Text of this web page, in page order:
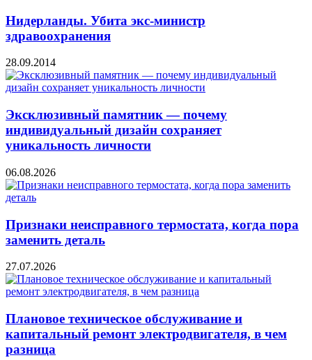
Нидерланды. Убита экс-министр
здравоохранения
28.09.2014
Эксклюзивный памятник — почему
индивидуальный дизайн сохраняет
уникальность личности
06.08.2026
Признаки неисправного термостата, когда пора
заменить деталь
27.07.2026
Плановое техническое обслуживание и
капитальный ремонт электродвигателя, в чем
разница